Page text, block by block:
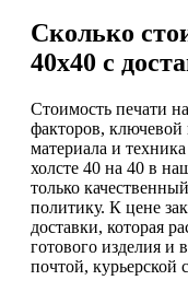
Сколько
40х40 с
Стоимость печати
факторов, ключевой
материала и
холсте 40 на 40 в
только
политику. К цене
доставки, которая
готового изделия и
почтой,